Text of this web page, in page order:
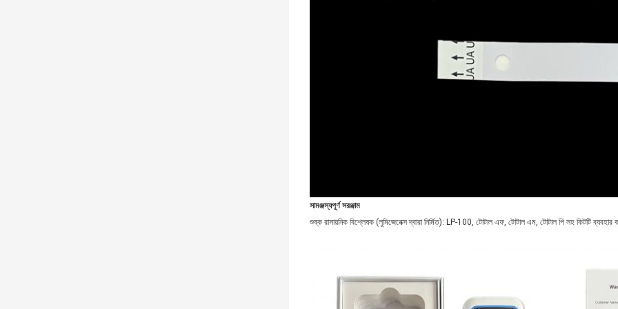
সামঞ্জস্যপূর্ণ সরঞ্জাম
শুষ্ক রাসায়নিক বিশ্লেষক (লুমিজেনেক্স দ্বারা নির্মিত): LP-100, টোটাল এফ, টোটাল এম, টোটাল পি সহ কিটটি ব্যবহার